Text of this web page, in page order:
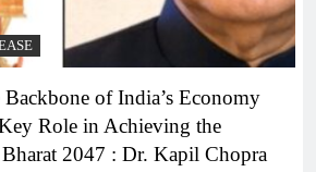
of India’s Economy
Role in Achieving the
2047 : Dr. Kapil Chopra